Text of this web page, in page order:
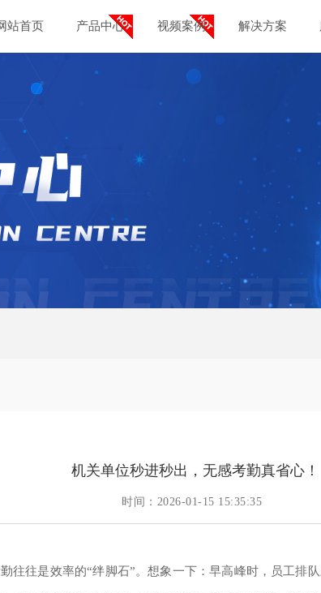
站首页 产品中心 视频案例 解决方案
机关单位秒进秒出，无感考勤真省心！
时间：2026-01-15 15:35:35
往往是效率的“绊脚石”。想象一下：早高峰时，员工排